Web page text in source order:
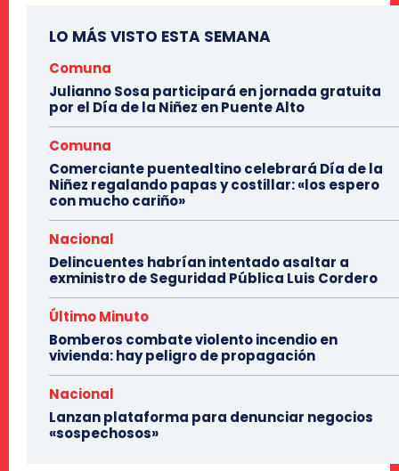
LO MÁS VISTO ESTA SEMANA
Comuna
Julianno Sosa participará en jornada gratuita
por el Día de la Niñez en Puente Alto
Comuna
Comerciante puentealtino celebrará Día de la
Niñez regalando papas y costillar: «los espero
con mucho cariño»
Nacional
Delincuentes habrían intentado asaltar a
exministro de Seguridad Pública Luis Cordero
Último Minuto
Bomberos combate violento incendio en
vivienda: hay peligro de propagación
Nacional
Lanzan plataforma para denunciar negocios
«sospechosos»